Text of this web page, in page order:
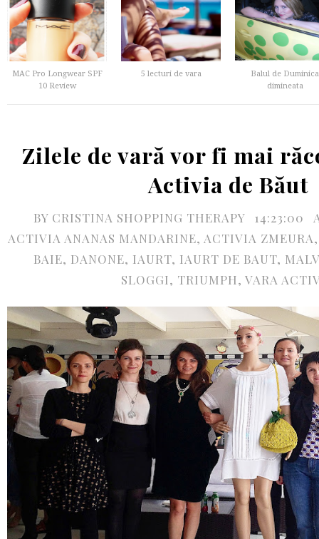
MAC Pro Longwear SPF
10 Review
5 lecturi de vara
Balul de Duminica
dimineata
Zilele de vară vor fi mai
Activia de Băut
BY CRISTINA SHOPPING THERAPY 14:23:00
ACTIVIA ANANAS MANDARINE, ACTIVIA ZMEURA
BAIE, DANONE, IAURT, IAURT DE BAUT,
SLOGGI, TRIUMPH, VARA